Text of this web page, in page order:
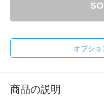
オプショ
商品の説明